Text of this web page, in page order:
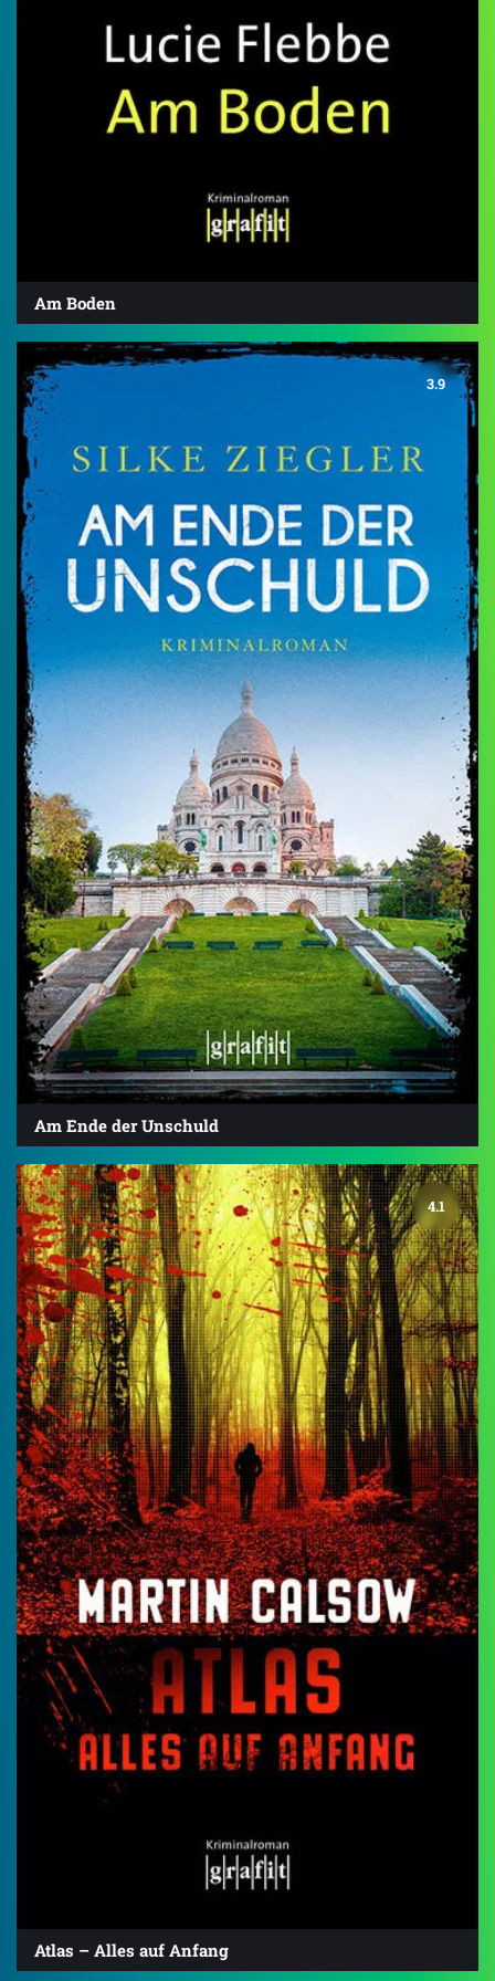
Am Boden
3.9
Am Ende der Unschuld
4.1
Atlas – Alles auf Anfang